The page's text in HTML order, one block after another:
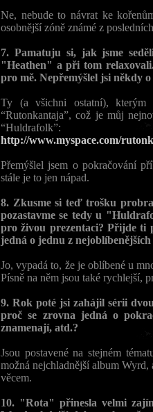
Ne, nebude to návrat ke
osobnější zóně známé z
7. Pamatuju si, jak jsme
"Heathen" a při tom
pro mě. Nepřemýšlel jsi někdy
Ty (a všichni ostatní), kterým
“Rutonkantaja”, což je můj
“Huldrafolk”:
http://www.myspace.com/
Přemýšlel jsem o pokračování
stále je to jen nápad.
8. Zkusme si teď trošku
pozastavme se tedy u
pro živou prezentaci? Přijde ti
jedná o jednu z
Jo, vypadá to, že je oblíbené u
Písně na něm jsou také rychlejší,
9. Rok poté jsi zahájil sérii
proč se zrovna jedná o
znamenají, atd.?
Jsou postavené na stejném
možná nejchladnější album
věcem.
10. "Rota" přinesla velmi